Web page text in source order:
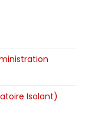
Isolant)